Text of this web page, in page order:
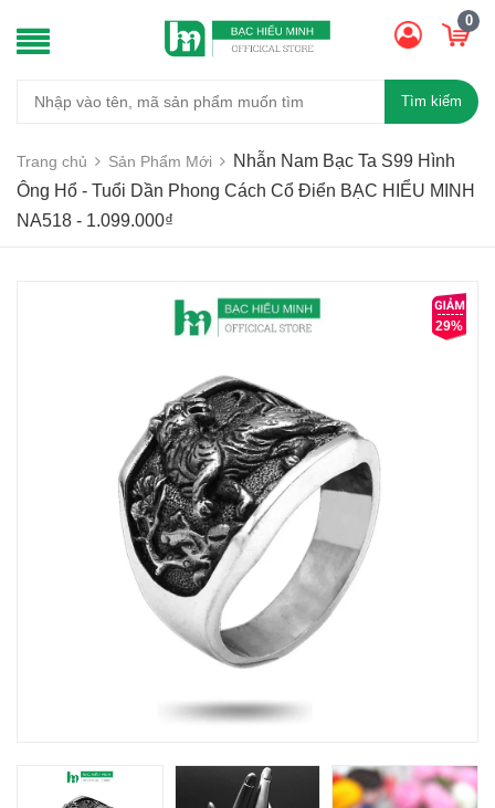
0
Tìm kiếm
Trang chủ Sản Phẩm Mới
Nhẫn Nam Bạc Ta S99 Hình
Ông Hổ - Tuổi Dần Phong Cách Cổ Điển BẠC HIỂU MINH
NA518 - 1.099.000₫
29%